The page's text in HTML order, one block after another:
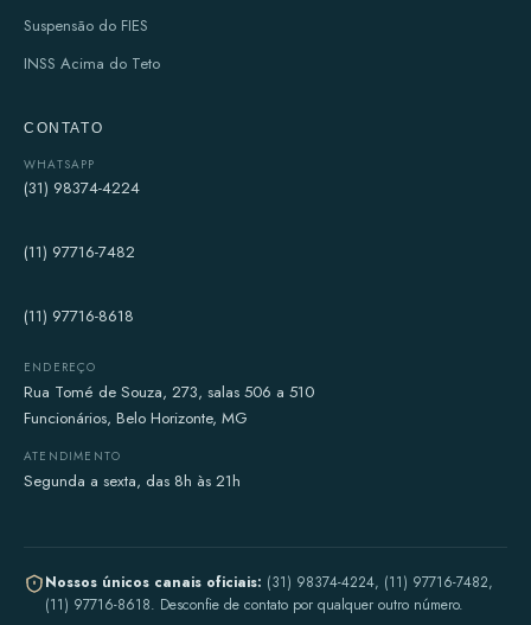
Suspensão do FIES
INSS Acima do Teto
CONTATO
WHATSAPP
(31) 98374-4224
(11) 97716-7482
(11) 97716-8618
ENDEREÇO
Rua Tomé de Souza, 273, salas 506 a 510
Funcionários, Belo Horizonte, MG
ATENDIMENTO
Segunda a sexta, das 8h às 21h
Nossos únicos canais oficiais: (31) 98374-4224, (11) 97716-7482,
(11) 97716-8618. Desconfie de contato por qualquer outro número.